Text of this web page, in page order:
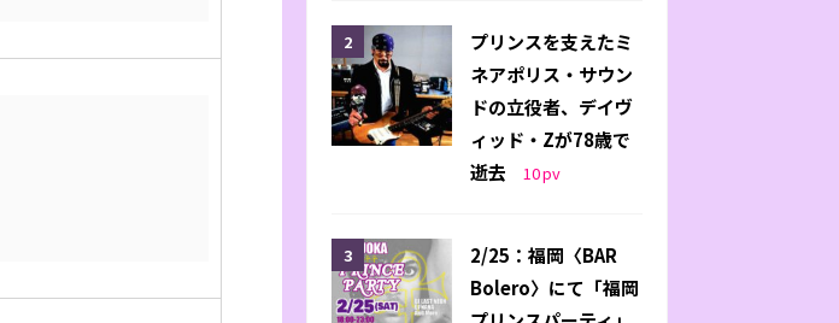
プリンスを支えたミ
ネアポリス・サウン
ドの立役者、デイヴ
ィッド・Zが78歳で
逝去
10pv
2/25：福岡〈BAR
Bolero〉にて「福岡